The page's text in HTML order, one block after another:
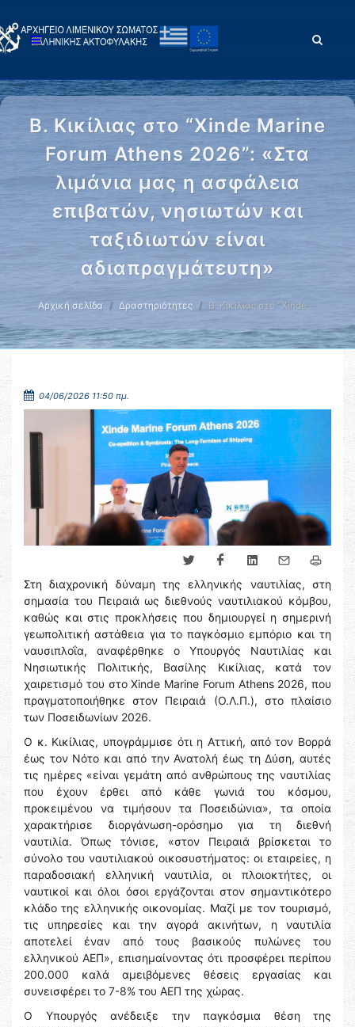
Β. Κικίλιας στο “Xinde Marine
Forum Athens 2026”: «Στα
λιμάνια μας η ασφάλεια
επιβατών, νησιωτών και
ταξιδιωτών είναι
αδιαπραγμάτευτη»
Αρχική σελίδα Δραστηριότητες Β. Κικίλιας στο “Xinde …
04/06/2026 11:50 πμ.
Στη διαχρονική δύναμη της ελληνικής ναυτιλίας, στη
σημασία του Πειραιά ως διεθνούς ναυτιλιακού κόμβου,
καθώς και στις προκλήσεις που δημιουργεί η σημερινή
γεωπολιτική αστάθεια για το παγκόσμιο εμπόριο και τη
ναυσιπλοΐα, αναφέρθηκε ο Υπουργός Ναυτιλίας και
Νησιωτικής Πολιτικής, Βασίλης Κικίλιας, κατά τον
χαιρετισμό του στο Xinde Marine Forum Athens 2026, που
πραγματοποιήθηκε στον Πειραιά (Ο.Λ.Π.), στο πλαίσιο
των Ποσειδωνίων 2026.
Ο κ. Κικίλιας, υπογράμμισε ότι η Αττική, από τον Βορρά
έως τον Νότο και από την Ανατολή έως τη Δύση, αυτές
τις ημέρες «είναι γεμάτη από ανθρώπους της ναυτιλίας
που έχουν έρθει από κάθε γωνιά του κόσμου,
προκειμένου να τιμήσουν τα Ποσειδώνια», τα οποία
χαρακτήρισε διοργάνωση-ορόσημο για τη διεθνή
ναυτιλία. Όπως τόνισε, «στον Πειραιά βρίσκεται το
σύνολο του ναυτιλιακού οικοσυστήματος: οι εταιρείες, η
παραδοσιακή ελληνική ναυτιλία, οι πλοιοκτήτες, οι
ναυτικοί και όλοι όσοι εργάζονται στον σημαντικότερο
κλάδο της ελληνικής οικονομίας. Μαζί με τον τουρισμό,
τις υπηρεσίες και την αγορά ακινήτων, η ναυτιλία
αποτελεί έναν από τους βασικούς πυλώνες του
ελληνικού ΑΕΠ», επισημαίνοντας ότι προσφέρει περίπου
200.000 καλά αμειβόμενες θέσεις εργασίας και
συνεισφέρει το 7-8% του ΑΕΠ της χώρας.
Ο Υπουργός ανέδειξε την παγκόσμια θέση της